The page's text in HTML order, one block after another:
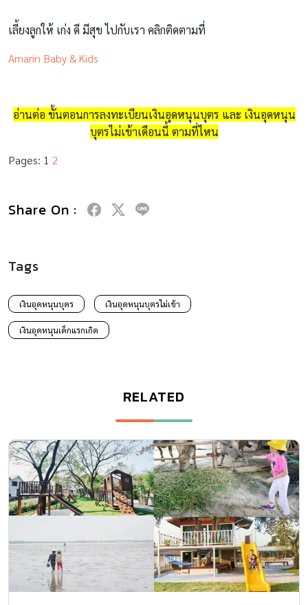
เลี้ยงลูกให้ เก่ง ดี มีสุข ไปกับเรา คลิกติดตามที่
Amarin Baby & Kids
อ่านต่อ ขั้นตอนการลงทะเบียนเงินอุดหนุนบุตร และ เงินอุดหนุน
บุตรไม่เข้าเดือนนี้ ตามที่ไหน
Pages: 1 2
Share On :
Tags
เงินอุดหนุนบุตร เงินอุดหนุนบุตรไม่เข้า
เงินอุดหนุนเด็กแรกเกิด
RELATED